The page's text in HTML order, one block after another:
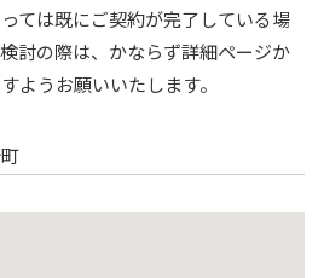
ては既にご契約が完了している場
討の際は、かならず詳細ページか
ようお願いいたします。